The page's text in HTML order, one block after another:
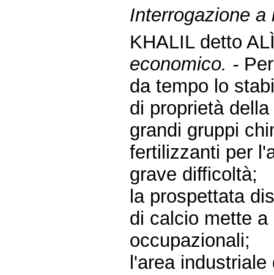
Interrogazione
KHALIL detto
economico. -
da tempo lo
di proprietà
grandi gruppi
fertilizzanti per
grave difficoltà;
la prospettata
di calcio mette
occupazionali;
l'area